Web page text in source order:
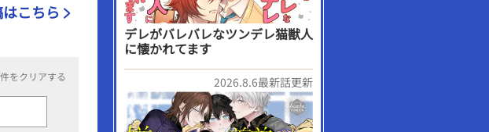
こちら
をクリアする
デレがバレバレなツンデレ猫獣人
に懐かれてます
2026.8.6最新話更新